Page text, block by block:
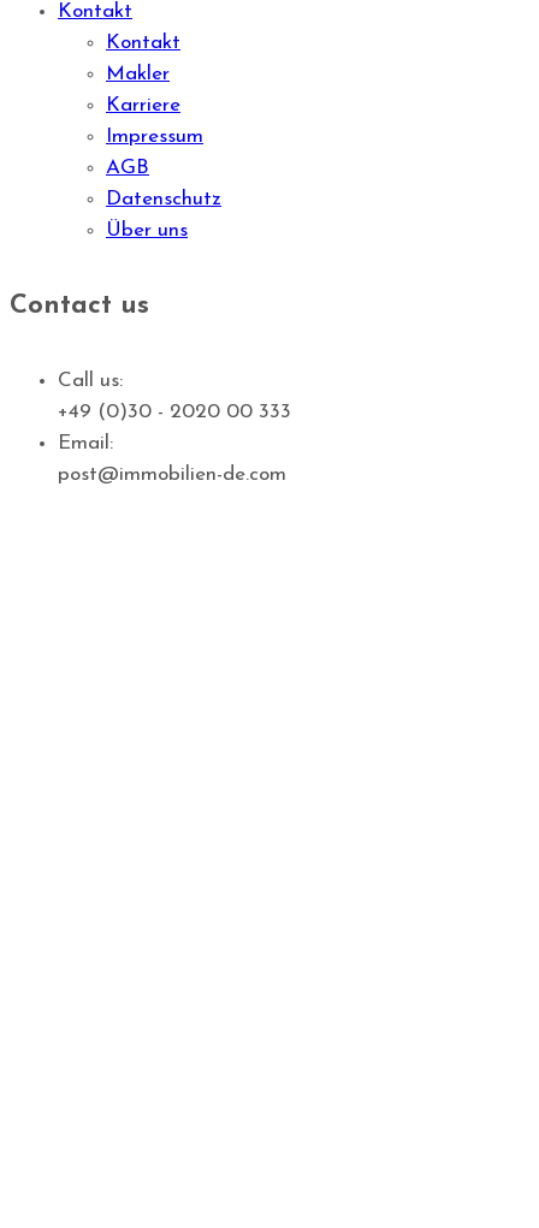
Kontakt
Kontakt
Makler
Karriere
Impressum
AGB
Datenschutz
Über uns
Contact us
Call us:
+49 (0)30 - 2020 00 333
Email:
post@immobilien-de.com